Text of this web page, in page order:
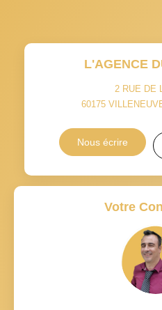
L'AGENCE
2 RUE DE
60175
Nous écrire
Votre